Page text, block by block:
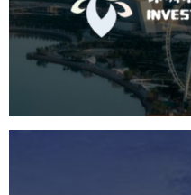
机构组织 国企 品